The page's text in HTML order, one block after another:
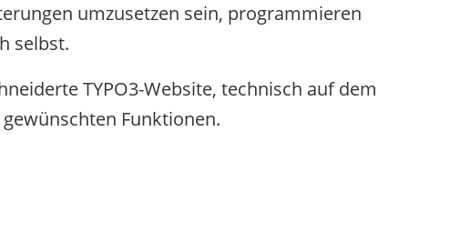
umzusetzen sein, programmieren
selbst.
TYPO3-Website, technisch auf dem
Funktionen.